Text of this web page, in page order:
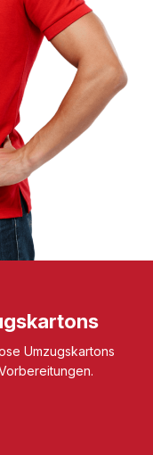
Umzugskartons